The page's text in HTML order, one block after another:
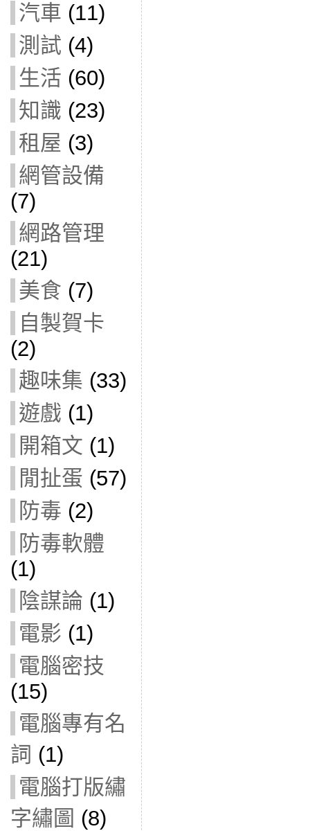
汽車 (11)
測試 (4)
生活 (60)
知識 (23)
租屋 (3)
網管設備
(7)
網路管理
(21)
美食 (7)
自製賀卡
(2)
趣味集 (33)
遊戲 (1)
開箱文 (1)
閒扯蛋 (57)
防毒 (2)
防毒軟體
(1)
陰謀論 (1)
電影 (1)
電腦密技
(15)
電腦專有名
詞 (1)
電腦打版繡
字繡圖 (8)